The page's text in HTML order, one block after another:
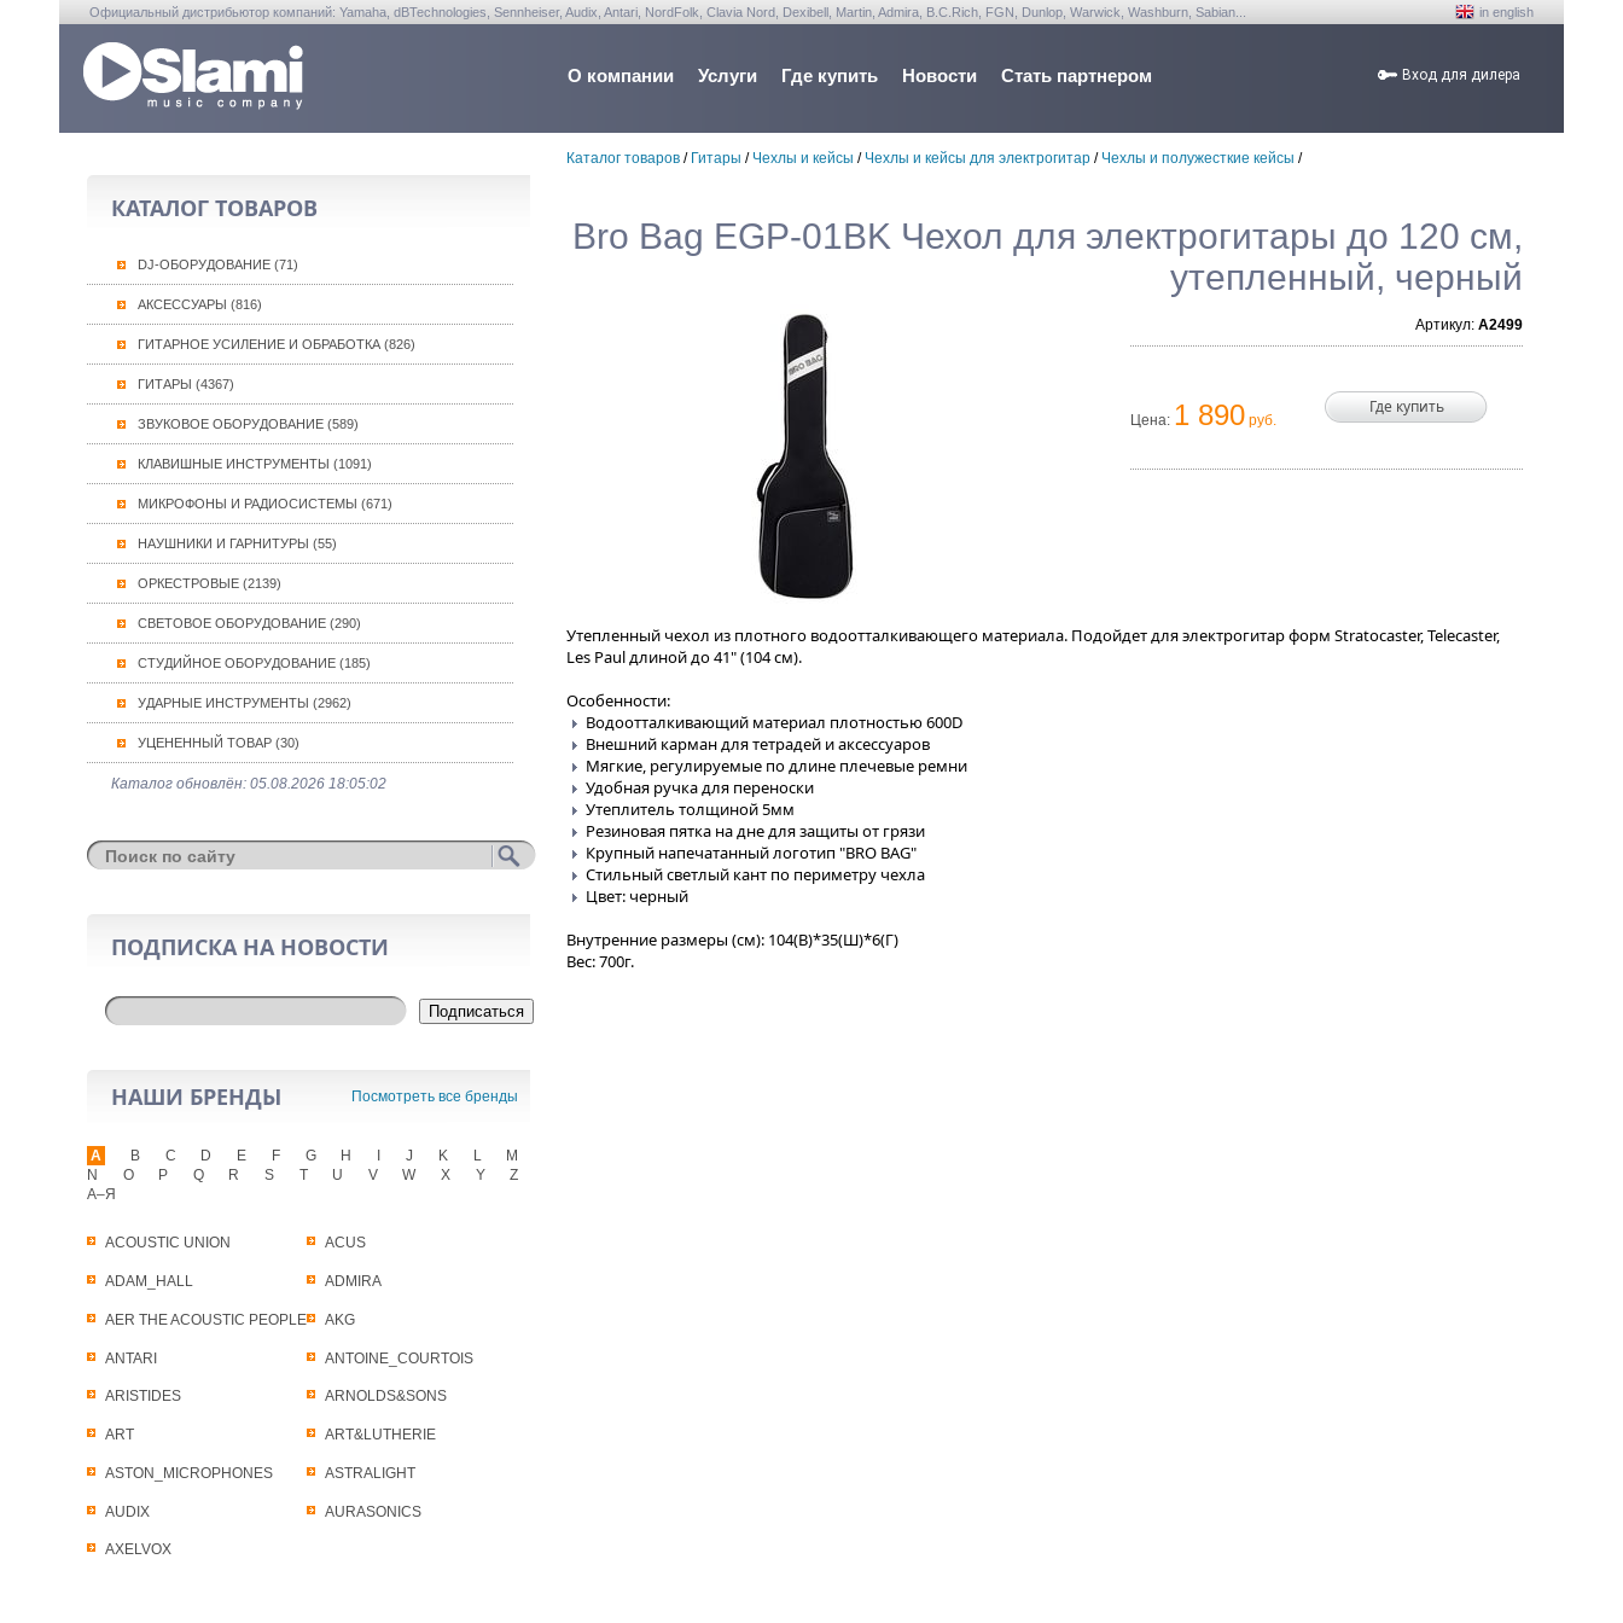
Официальный дистрибьютор компаний: Yamaha, dBTechnologies, Sennheiser, Audix, Antari, NordFolk, Clavia Nord, Dexibell, Martin, Admira, B.C.Rich, FGN, Dunlop, Warwick, Washburn, Sabian... in english
О компании Услуги Где купить Новости Стать партнером Вход для дилера
КАТАЛОГ ТОВАРОВ
DJ-ОБОРУДОВАНИЕ (71)
АКСЕССУАРЫ (816)
ГИТАРНОЕ УСИЛЕНИЕ И ОБРАБОТКА (826)
ГИТАРЫ (4367)
ЗВУКОВОЕ ОБОРУДОВАНИЕ (589)
КЛАВИШНЫЕ ИНСТРУМЕНТЫ (1091)
МИКРОФОНЫ И РАДИОСИСТЕМЫ (671)
НАУШНИКИ И ГАРНИТУРЫ (55)
ОРКЕСТРОВЫЕ (2139)
СВЕТОВОЕ ОБОРУДОВАНИЕ (290)
СТУДИЙНОЕ ОБОРУДОВАНИЕ (185)
УДАРНЫЕ ИНСТРУМЕНТЫ (2962)
УЦЕНЕННЫЙ ТОВАР (30)
Каталог обновлён: 05.08.2026 18:05:02
ПОДПИСКА НА НОВОСТИ
Подписаться
НАШИ БРЕНДЫ Посмотреть все бренды
A
ACOUSTIC UNION ACUS
ADAM_HALL ADMIRA
AER THE ACOUSTIC PEOPLE AKG
ANTARI ANTOINE_COURTOIS
ARISTIDES ARNOLDS&SONS
ART ART&LUTHERIE
ASTON_MICROPHONES ASTRALIGHT
AUDIX AURASONICS
AXELVOX
B C D E F G H J K L
M
N
O P Q R S T U V W X Y
Z
А–Я
Каталог товаров / Гитары / Чехлы и кейсы / Чехлы и кейсы для электрогитар / Чехлы и полужесткие кейсы /
Bro Bag EGP-01BK Чехол для электрогитары до 120 см,
утепленный, черный
Артикул: A2499
Цена: 1 890 руб.
Где купить
Утепленный чехол из плотного водоотталкивающего материала. Подойдет для электрогитар форм Stratocaster, Telecaster,
Les Paul длиной до 41" (104 см).
Особенности:
Водоотталкивающий материал плотностью 600D
Внешний карман для тетрадей и аксессуаров
Мягкие, регулируемые по длине плечевые ремни
Удобная ручка для переноски
Утеплитель толщиной 5мм
Резиновая пятка на дне для защиты от грязи
Крупный напечатанный логотип "BRO BAG"
Стильный светлый кант по периметру чехла
Цвет: черный
Внутренние размеры (см): 104(В)*35(Ш)*6(Г)
Вес: 700г.